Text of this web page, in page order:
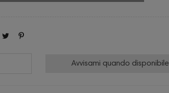
Avvisami quando disponibile